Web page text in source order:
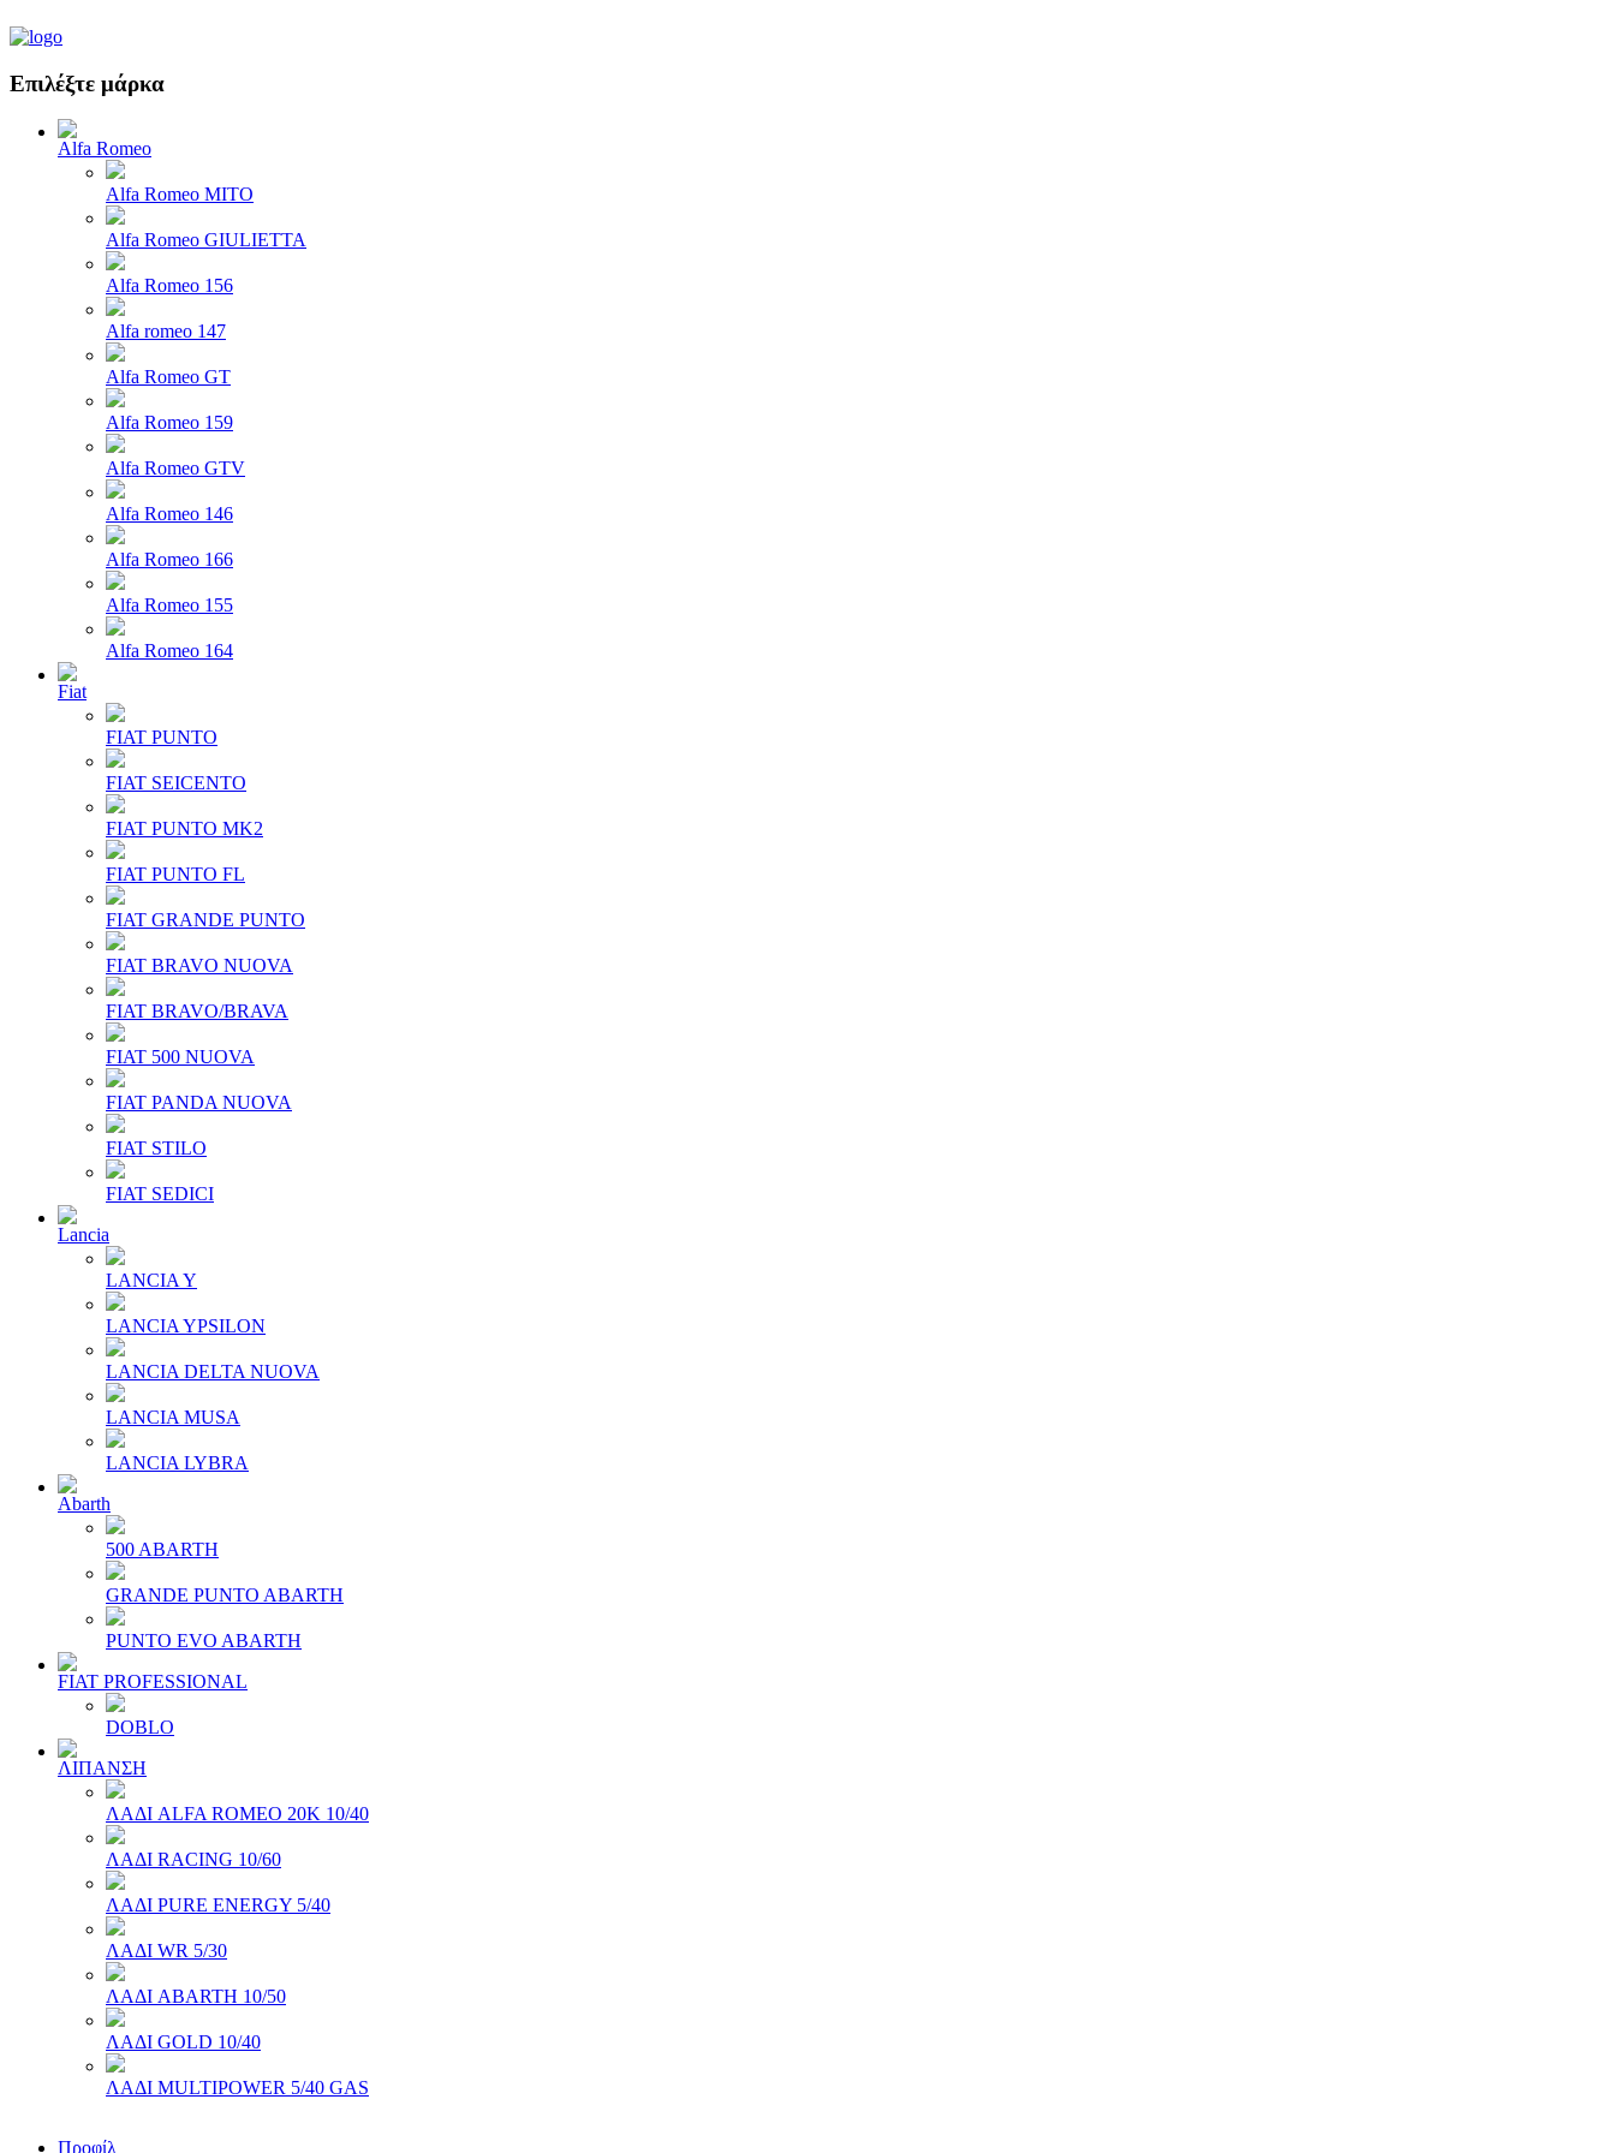
Επιλέξτε μάρκα
Alfa Romeo
Alfa Romeo MITO
Alfa Romeo GIULIETTA
Alfa Romeo 156
Alfa romeo 147
Alfa Romeo GT
Alfa Romeo 159
Alfa Romeo GTV
Alfa Romeo 146
Alfa Romeo 166
Alfa Romeo 155
Alfa Romeo 164
Fiat
FIAT PUNTO
FIAT SEICENTO
FIAT PUNTO MK2
FIAT PUNTO FL
FIAT GRANDE PUNTO
FIAT BRAVO NUOVA
FIAT BRAVO/BRAVA
FIAT 500 NUOVA
FIAT PANDA NUOVA
FIAT STILO
FIAT SEDICI
Lancia
LANCIA Y
LANCIA YPSILON
LANCIA DELTA NUOVA
LANCIA MUSA
LANCIA LYBRA
Abarth
500 ABARTH
GRANDE PUNTO ABARTH
PUNTO EVO ABARTH
FIAT PROFESSIONAL
DOBLO
ΛΙΠΑΝΣΗ
ΛΑΔΙ ALFA ROMEO 20Κ 10/40
ΛΑΔΙ RACING 10/60
ΛΑΔΙ PURE ENERGY 5/40
ΛΑΔΙ WR 5/30
ΛΑΔΙ ABARTH 10/50
ΛΑΔΙ GOLD 10/40
ΛΑΔΙ MULTIPOWER 5/40 GAS
Προφίλ